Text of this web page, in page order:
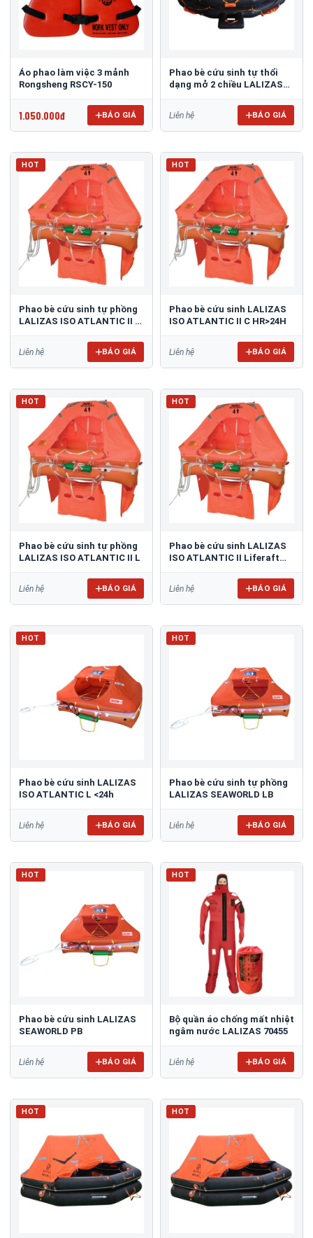
Áo phao làm việc 3 mảnh
Rongsheng RSCY-150
1.050.000đ BÁO GIÁ
Phao bè cứu sinh tự thổi
dạng mở 2 chiều LALIZAS
Liên hệ BÁO GIÁ
HOT
Phao bè cứu sinh tự phồng
LALIZAS ISO ATLANTIC II L
Liên hệ BÁO GIÁ
HOT
Phao bè cứu sinh LALIZAS
ISO ATLANTIC II C HR>24H
Liên hệ BÁO GIÁ
HOT
Phao bè cứu sinh tự phồng
LALIZAS ISO ATLANTIC II L
Liên hệ BÁO GIÁ
HOT
Phao bè cứu sinh LALIZAS
ISO ATLANTIC II Liferaft
Liên hệ BÁO GIÁ
HOT
Phao bè cứu sinh LALIZAS
ISO ATLANTIC L <24h
Liên hệ BÁO GIÁ
HOT
Phao bè cứu sinh tự phồng
LALIZAS SEAWORLD LB
Liên hệ BÁO GIÁ
HOT
Phao bè cứu sinh LALIZAS
SEAWORLD PB
Liên hệ BÁO GIÁ
HOT
Bộ quần áo chống mất nhiệt
ngâm nước LALIZAS 70455
Liên hệ BÁO GIÁ
HOT HOT